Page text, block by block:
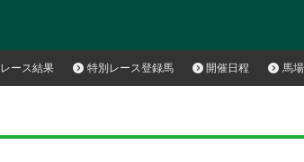
レース結果 特別レース登録馬 開催日程 馬